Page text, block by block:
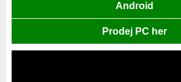
Android
Prodej PC her